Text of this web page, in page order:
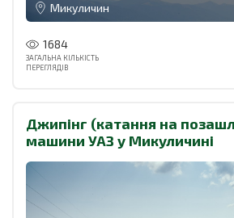
Микуличин
1684
ЗАГАЛЬНА КІЛЬКІСТЬ
ПЕРЕГЛЯДІВ
Джипінг (катання на
машини УАЗ у Микуличині